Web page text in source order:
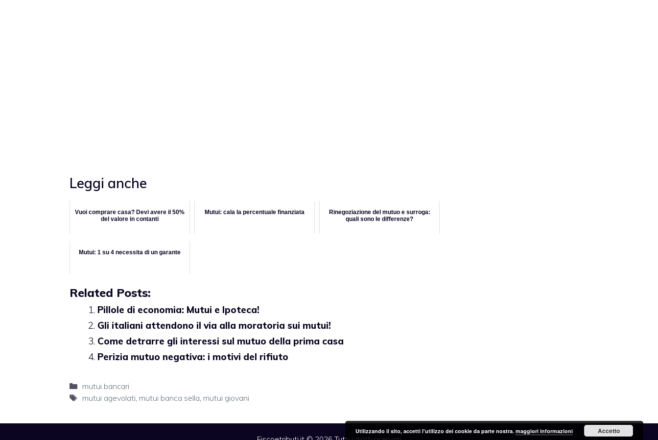
Leggi anche
Vuoi comprare casa? Devi avere il 50%
del valore in contanti
Mutui: cala la percentuale finanziata
Rinegoziazione del mutuo e surroga:
quali sono le differenze?
Mutui: 1 su 4 necessita di un garante
Related Posts:
Pillole di economia: Mutui e Ipoteca!
Gli italiani attendono il via alla moratoria sui mutui!
Come detrarre gli interessi sul mutuo della prima casa
Perizia mutuo negativa: i motivi del rifiuto
Categorie
mutui bancari
Tag
mutui agevolati mutui banca sella mutui giovani
Utilizzando il sito, accetti l'utilizzo dei cookie da parte nostra. maggiori informazioni Accetto